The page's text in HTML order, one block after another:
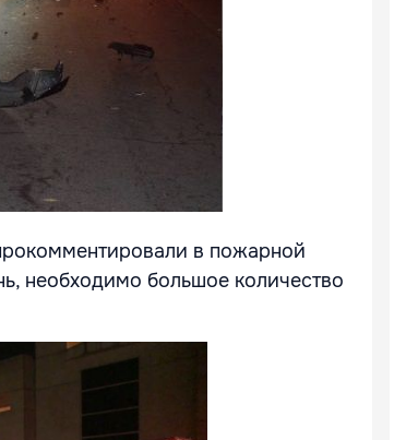
в пожарной
необходимо большое количество